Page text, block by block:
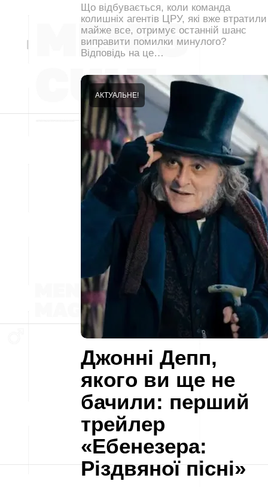
Що відбувається, коли команда
колишніх агентів ЦРУ, які вже втратили
майже все, отримує останній шанс
виправити помилки минулого?
Відповідь на це…
Джонні Депп,
якого ви ще не
бачили: перший
трейлер
«Ебенезера:
Різдвяної пісні»
АКТУАЛЬНЕ!